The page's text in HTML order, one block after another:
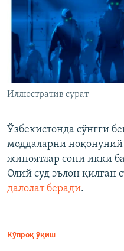
Иллюстратив сурат
Ўзбекистонда сўнгги
моддаларни
жиноятлар сони икки
Олий суд эълон қилган
далолат беради.
Кўпроқ ўқиш